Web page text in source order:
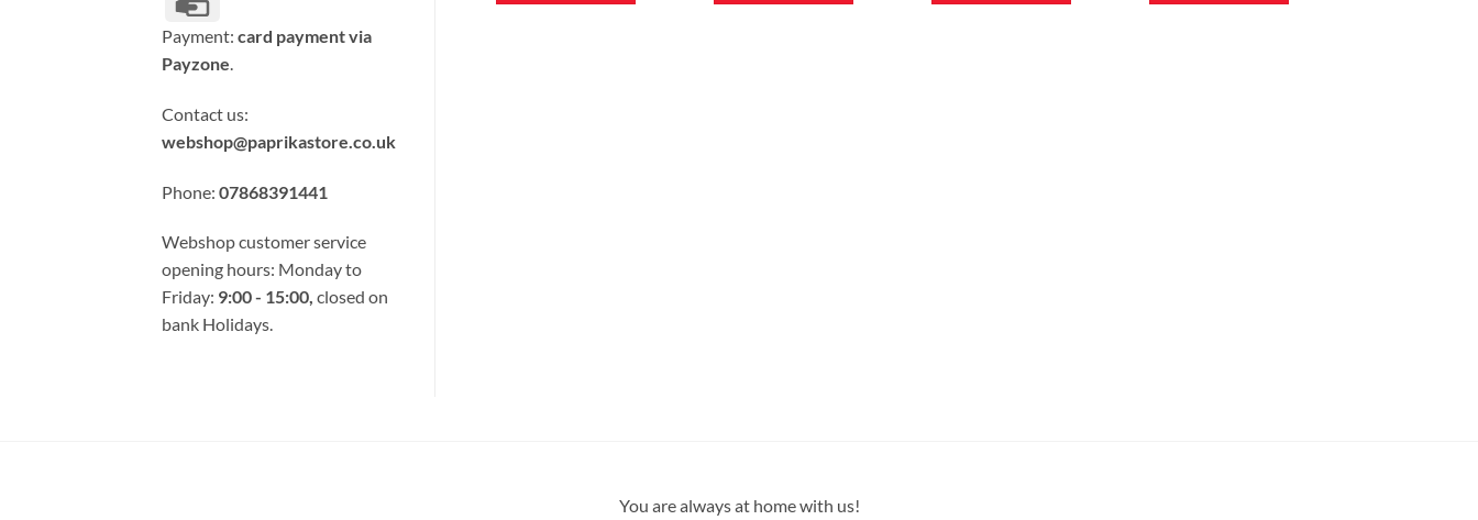
Card
Payment: card payment via
Payzone.
Contact us:
webshop@paprikastore.co.uk
Phone: 07868391441
Webshop customer service
opening hours: Monday to
Friday: 9:00 - 15:00, closed on
bank Holidays.
You are always at home with us!